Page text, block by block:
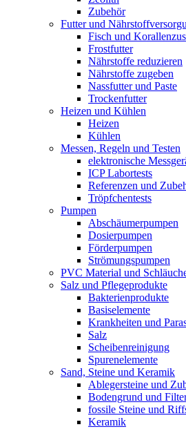
Zubehör
Futter und
Fisch und
Frostfutter
Nährstoffe reduzieren
Nährstoffe zugeben
Nassfutter und Paste
Trockenfutter
Heizen und Kühlen
Heizen
Kühlen
Messen, Regeln und Testen
elektronische
ICP Labortests
Referenzen und
Tröpfchentests
Pumpen
Abschäumerpumpen
Dosierpumpen
Förderpumpen
Strömungspumpen
PVC Material und
Salz und Pflegeprodukte
Bakterienprodukte
Basiselemente
Krankheiten und
Salz
Scheibenreinigung
Spurenelemente
Sand, Steine und Keramik
Ablegersteine und
Bodengrund und
fossile Steine und
Keramik